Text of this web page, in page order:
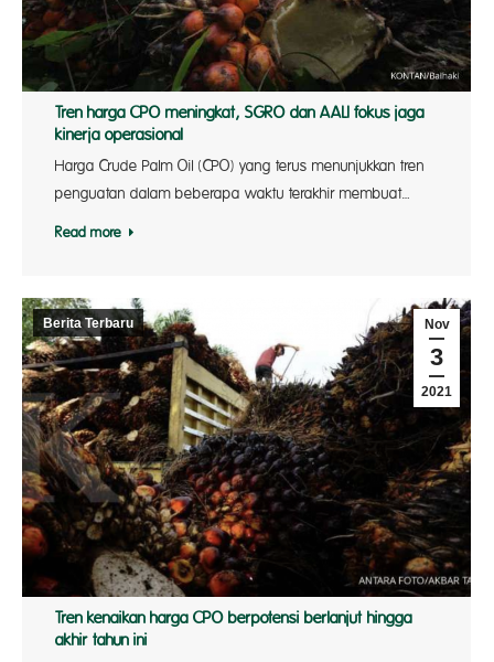
Tren harga CPO meningkat, SGRO dan AALI fokus jaga
kinerja operasional
Harga Crude Palm Oil (CPO) yang terus menunjukkan tren
penguatan dalam beberapa waktu terakhir membuat…
Read more
Nov
3
2021
Berita Terbaru
Tren kenaikan harga CPO berpotensi berlanjut hingga
akhir tahun ini